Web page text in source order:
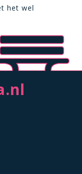
het wel